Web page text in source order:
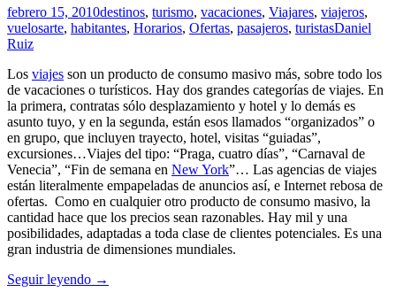
febrero 15, 2010destinos, turismo, vacaciones, Viajares, viajeros,
vuelosarte, habitantes, Horarios, Ofertas, pasajeros, turistasDaniel
Ruiz
Los viajes son un producto de consumo masivo más, sobre todo los
de vacaciones o turísticos. Hay dos grandes categorías de viajes. En
la primera, contratas sólo desplazamiento y hotel y lo demás es
asunto tuyo, y en la segunda, están esos llamados “organizados” o
en grupo, que incluyen trayecto, hotel, visitas “guiadas”,
excursiones…Viajes del tipo: “Praga, cuatro días”, “Carnaval de
Venecia”, “Fin de semana en New York”… Las agencias de viajes
están literalmente empapeladas de anuncios así, e Internet rebosa de
ofertas. Como en cualquier otro producto de consumo masivo, la
cantidad hace que los precios sean razonables. Hay mil y una
posibilidades, adaptadas a toda clase de clientes potenciales. Es una
gran industria de dimensiones mundiales.
Seguir leyendo El
→